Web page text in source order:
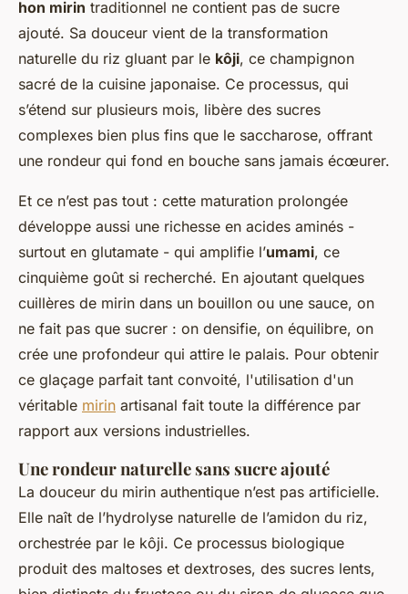
hon mirin traditionnel ne contient pas de sucre
ajouté. Sa douceur vient de la transformation
naturelle du riz gluant par le kôji, ce champignon
sacré de la cuisine japonaise. Ce processus, qui
s’étend sur plusieurs mois, libère des sucres
complexes bien plus fins que le saccharose, offrant
une rondeur qui fond en bouche sans jamais écœurer.
Et ce n’est pas tout : cette maturation prolongée
développe aussi une richesse en acides aminés -
surtout en glutamate - qui amplifie l’umami, ce
cinquième goût si recherché. En ajoutant quelques
cuillères de mirin dans un bouillon ou une sauce, on
ne fait pas que sucrer : on densifie, on équilibre, on
crée une profondeur qui attire le palais. Pour obtenir
ce glaçage parfait tant convoité, l'utilisation d'un
véritable mirin artisanal fait toute la différence par
rapport aux versions industrielles.
Une rondeur naturelle sans sucre ajouté
La douceur du mirin authentique n’est pas artificielle.
Elle naît de l’hydrolyse naturelle de l’amidon du riz,
orchestrée par le kôji. Ce processus biologique
produit des maltoses et dextroses, des sucres lents,